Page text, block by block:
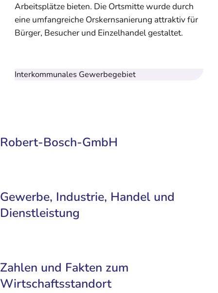
Arbeitsplätze bieten. Die Ortsmitte wurde durch
eine umfangreiche Orskernsanierung attraktiv für
Bürger, Besucher und Einzelhandel gestaltet.
Interkommunales Gewerbegebiet
Robert-Bosch-GmbH
Gewerbe, Industrie, Handel und
Dienstleistung
Zahlen und Fakten zum
Wirtschaftsstandort